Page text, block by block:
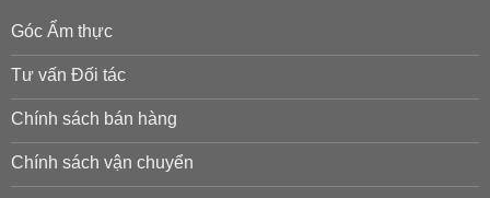
Góc Ẩm thực
Tư vấn Đối tác
Chính sách bán hàng
Chính sách vận chuyển